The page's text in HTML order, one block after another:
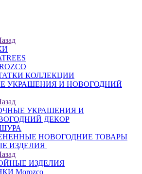
КОЛЛЕКЦИИ
УКРАШЕНИЯ И НОВОГОДНИЙ
УКРАШЕНИЯ И
ДЕКОР
НОВОГОДНИЕ ТОВАРЫ
ИЗДЕЛИЯ
ИЗДЕЛИЯ
Morozco